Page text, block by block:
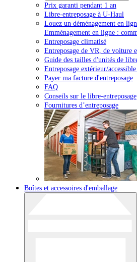
Prix garanti pendant 1 an
Libre-entreposage à U-Haul
Louez un déménagement en
Emménagement en ligne :
Entreposage climatisé
Entreposage de VR, de voiture
Guide des tailles d'unités de
Entreposage extérieur/
Payer ma facture d'entreposage
FAQ
Conseils sur le libre-entreposage
Fournitures d’entreposage
Boîtes et accessoires d'emballage